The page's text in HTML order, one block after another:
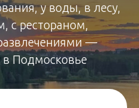
у воды, в лесу,
с рестораном,
—
в Подмосковье